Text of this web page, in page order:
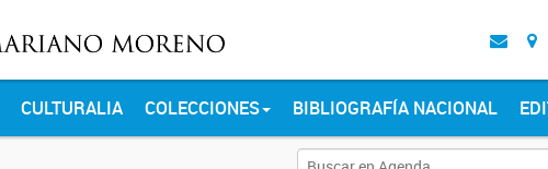
CULTURALIA COLECCIONES BIBLIOGRAFÍA NACIONAL